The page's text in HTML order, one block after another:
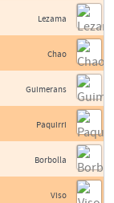
Lezama
Chao
Guimerans
Paquirri
Borbolla
Viso